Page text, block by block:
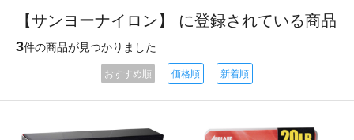
【サンヨーナイロン】 に登録されている商品
3件の商品が見つかりました
おすすめ順 価格順 新着順